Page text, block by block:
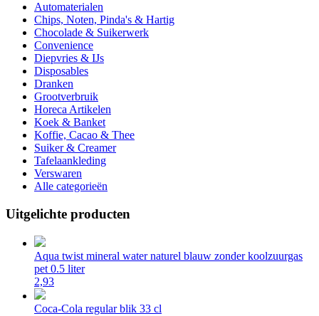
Automaterialen
Chips, Noten, Pinda's & Hartig
Chocolade & Suikerwerk
Convenience
Diepvries & IJs
Disposables
Dranken
Grootverbruik
Horeca Artikelen
Koek & Banket
Koffie, Cacao & Thee
Suiker & Creamer
Tafelaankleding
Verswaren
Alle categorieën
Uitgelichte producten
Aqua twist mineral water naturel blauw zonder koolzuurgas
pet 0.5 liter
2,93
Coca-Cola regular blik 33 cl